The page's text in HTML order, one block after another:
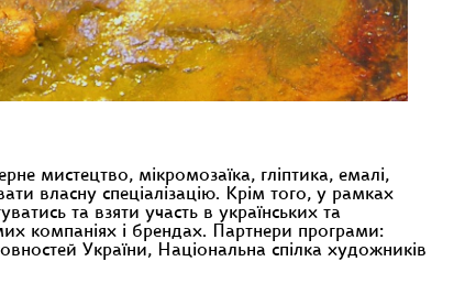
мистецтво, мікромозаїка, гліптика, емалі,
власну спеціалізацію. Крім того, у рамках
та взяти участь в українських та
компаніях і брендах. Партнери програми:
України, Національна спілка художників